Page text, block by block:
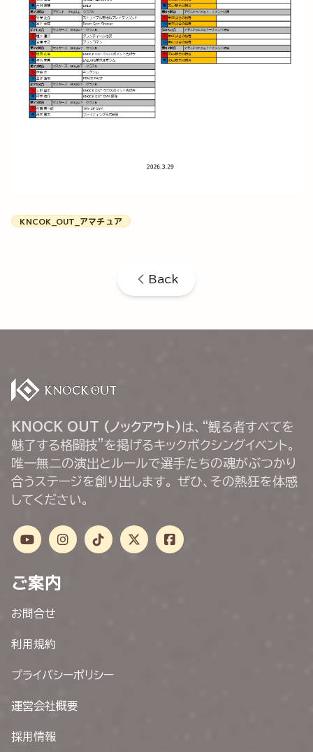
KNCOK_OUT_アマチュア
Back
KNOCK OUT (ノックアウト) は、“観る者すべてを
魅了する格闘技”を掲げるキックボクシングイベント。
唯一無二の演出とルールで選手たちの魂がぶつかり
合うステージを創り出します。 ぜひ、その熱狂を体感
してください。
ご案内
お問合せ
利用規約
プライバシーポリシー
運営会社概要
採用情報